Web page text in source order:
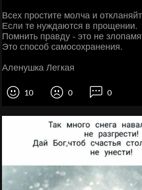
Всех простите молча и
Если те нуждаются в прощении.
Помнить правду - это не
Это способ самосохранения.
Аленушка Легкая
10 0 0